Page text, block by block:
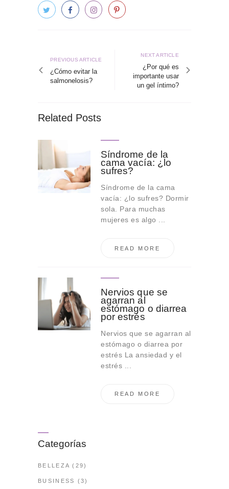
entradas
Previous
article
PREVIOUS ARTICLE
¿Cómo evitar la
salmonelosis?
Next
article
NEXT ARTICLE
¿Por qué es
importante usar
un gel íntimo?
Related Posts
Síndrome de la
cama vacía: ¿lo
sufres?
Síndrome de la cama
vacía: ¿lo sufres? Dormir
sola. Para muchas
mujeres es algo ...
READ MORE
Nervios que se
agarran al
estómago o diarrea
por estrés
Nervios que se agarran al
estómago o diarrea por
estrés La ansiedad y el
estrés ...
READ MORE
Categorías
BELLEZA (29)
BUSINESS (3)